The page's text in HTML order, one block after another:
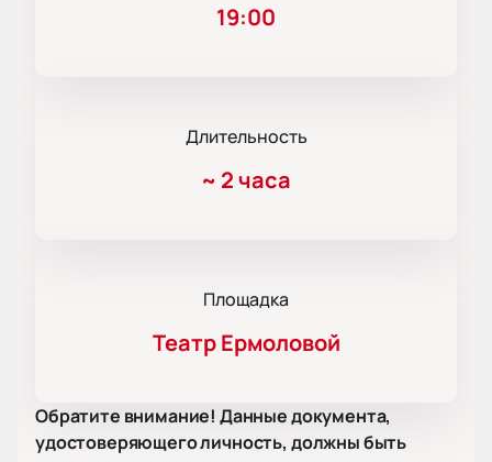
19:00
Длительность
~ 2 часа
Площадка
Театр Ермоловой
Обратите внимание! Данные документа,
удостоверяющего личность, должны быть